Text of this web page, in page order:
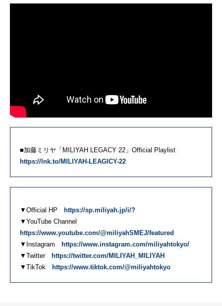
■加藤ミリヤ「MILIYAH LEGACY 22」Official Playlist
https://lnk.to/MILIYAH-LEAGICY-22
▼Official HP
https://sp.miliyah.jp/i/?
▼YouTube Channel
https://www.youtube.com/@miliyahSMEJ/featured
▼Instagram
https://www.instagram.com/miliyahtokyo/
▼Twitter
https://twitter.com/MILIYAH_MILIYAH
▼TikTok
https://www.tiktok.com/@miliyahtokyo